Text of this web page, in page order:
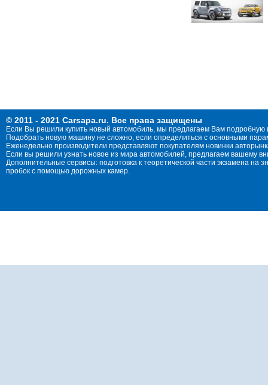
© 2011 - 2021 Carsapa.ru. Все права защищены
Если Вы решили купить новый автомобиль, мы предлагаем Вам
Подобрать новую машину не сложно, если определиться с основными
Еженедельно производители представляют покупателям новинки
Если вы решили узнать новое из мира автомобилей, предлагаем вашему
Дополнительные сервисы: подготовка к теоретической части экзамена
пробок с помощью дорожных камер.